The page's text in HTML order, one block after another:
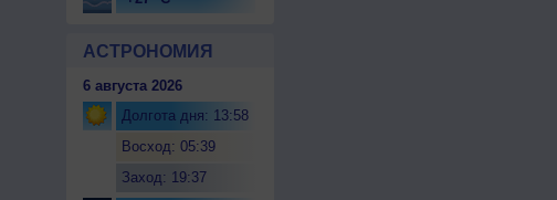
АСТРОНОМИЯ
6 августа 2026
Долгота дня: 13:58
Восход: 05:39
Заход: 19:37